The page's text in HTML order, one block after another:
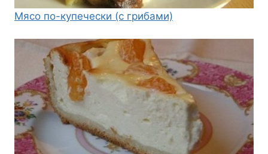
Мясо по-купечески (с грибами)